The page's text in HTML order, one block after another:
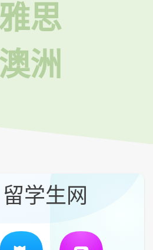
思
洲
学生网